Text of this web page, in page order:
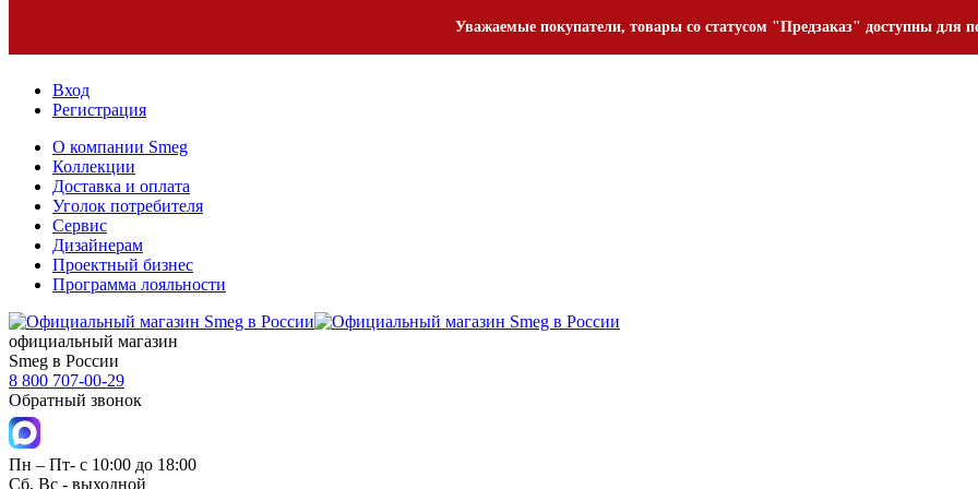
Уважаемые покупатели, товары со статусом "Предзаказ" доступны для
Вход
Регистрация
О компании Smeg
Коллекции
Доставка и оплата
Уголок потребителя
Сервис
Дизайнерам
Проектный бизнес
Программа лояльности
официальный магазин
Smeg в России
8 800 707-00-29
Обратный звонок
Пн – Пт- с 10:00 до 18:00
Сб, Вс - выходной